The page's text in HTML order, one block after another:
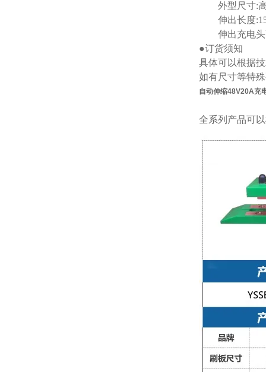
外型尺寸:高
伸出长度
伸出充电头
●订货须知
具体可以根据
如有尺寸等特
自动伸缩48V20A充
全系列产品可